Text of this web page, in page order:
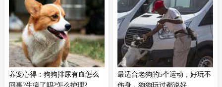
一些基础训练，那么用餐训练就可以说是狗狗的一项
提高训练了。一只懂得用餐礼仪的狗狗，绝对会在人
们的心目中大加分。所以让狗狗学会用餐礼仪还是很
有必要的，主人不要忽略了。